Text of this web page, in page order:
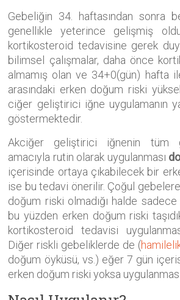
Gebeliğin 34. haftasından sonra
genellikle yeterince gelişmiş
kortikosteroid tedavisine gerek
bilimsel çalışmalar, daha önce
almamış olan ve 34+0(gün) hafta
arasındaki erken doğum riski
ciğer geliştirici iğne uygulamanın
göstermektedir.
Akciğer geliştirici iğnenin tüm
amacıyla rutin olarak uygulanması
içerisinde ortaya çıkabilecek bir
ise bu tedavi önerilir. Çoğul
doğum riski olmadığı halde
bu yüzden erken doğum riski
kortikosteroid tedavisi
Diğer riskli gebeliklerde de (
doğum öyküsü, vs.) eğer 7 gün
erken doğum riski yoksa